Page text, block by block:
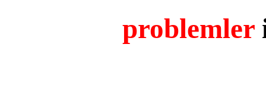
problemler